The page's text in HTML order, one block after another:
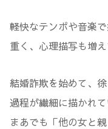
軽快なテンポや音楽
重く、心理描写も増
結婚詐欺を始めて、
過程が繊細に描かれて
まあでも「他の女と